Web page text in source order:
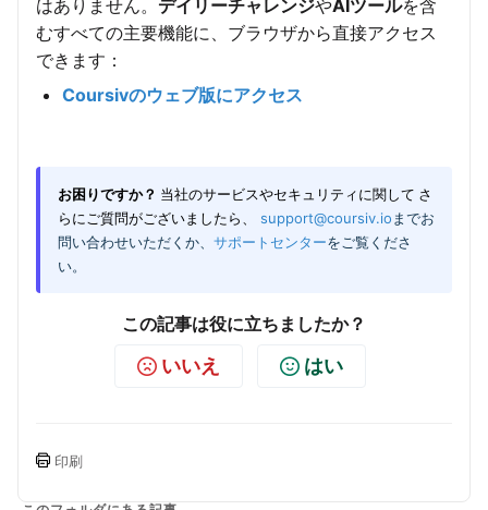
はありません。 デイリーチャレンジやAIツールを含
むすべての主要機能に、ブラウザから直接アクセス
できます：
Coursivのウェブ版にアクセス
お困りですか？ 当社のサービスやセキュリティに関して さ
らにご質問がございましたら、
support@coursiv.io までお
問い合わせいただくか、 サポートセンターをご覧くださ
い。
この記事は役に立ちましたか？
いいえ はい
印刷